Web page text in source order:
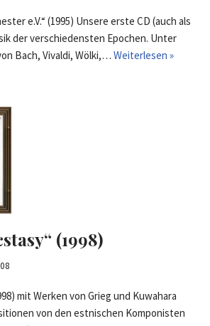
e.V.“ (1995) Unsere erste CD (auch als
der verschiedensten Epochen. Unter
Bach, Vivaldi, Wölki,… Weiterlesen »
(1998)
mit Werken von Grieg und Kuwahara
von den estnischen Komponisten